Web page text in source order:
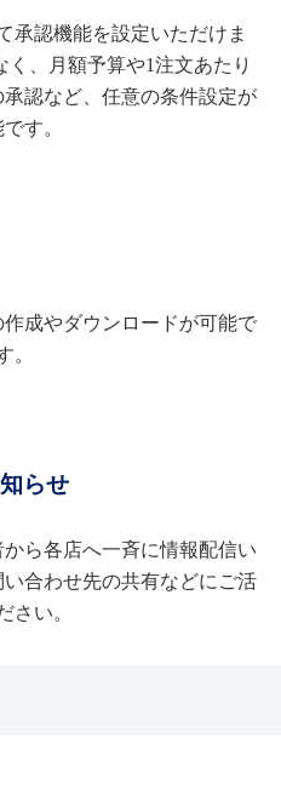
承認機能を設定いただけま
、月額予算や1注文あたり
認など、任意の条件設定が
す。
成やダウンロードが可能で
。
らせ
ら各店へ一斉に情報配信い
合わせ先の共有などにご活
さい。